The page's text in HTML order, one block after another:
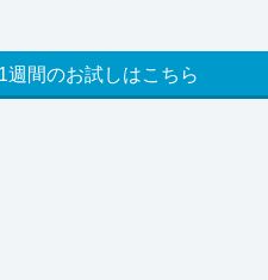
1週間のお試しはこちら